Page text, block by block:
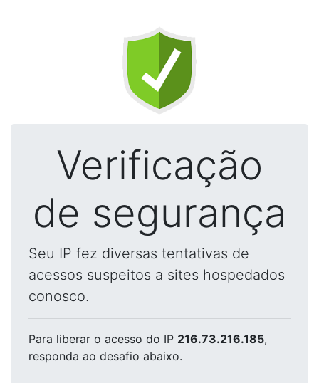
Verificação
de segurança
Seu IP fez diversas tentativas de
acessos suspeitos a sites hospedados
conosco.
Para liberar o acesso do IP 216.73.216.185,
responda ao desafio abaixo.